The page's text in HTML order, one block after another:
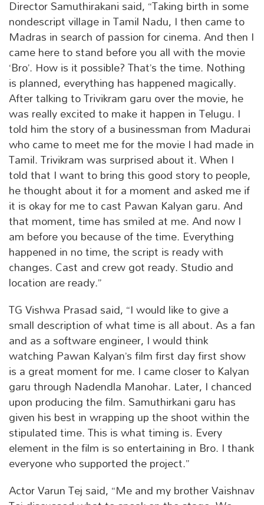
Director Samuthirakani said, “Taking birth in some
nondescript village in Tamil Nadu, I then came to
Madras in search of passion for cinema. And then I
came here to stand before you all with the movie
‘Bro’. How is it possible? That’s the time. Nothing
is planned, everything has happened magically.
After talking to Trivikram garu over the movie, he
was really excited to make it happen in Telugu. I
told him the story of a businessman from Madurai
who came to meet me for the movie I had made in
Tamil. Trivikram was surprised about it. When I
told that I want to bring this good story to people,
he thought about it for a moment and asked me if
it is okay for me to cast Pawan Kalyan garu. And
that moment, time has smiled at me. And now I
am before you because of the time. Everything
happened in no time, the script is ready with
changes. Cast and crew got ready. Studio and
location are ready.”
TG Vishwa Prasad said, “I would like to give a
small description of what time is all about. As a fan
and as a software engineer, I would think
watching Pawan Kalyan’s film first day first show
is a great moment for me. I came closer to Kalyan
garu through Nadendla Manohar. Later, I chanced
upon producing the film. Samuthirkani garu has
given his best in wrapping up the shoot within the
stipulated time. This is what timing is. Every
element in the film is so entertaining in Bro. I thank
everyone who supported the project.”
Actor Varun Tej said, “Me and my brother Vaishnav